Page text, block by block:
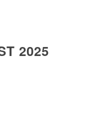
2025